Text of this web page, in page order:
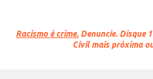
Racismo é crime. Denuncie. Disque
Civil mais próxima